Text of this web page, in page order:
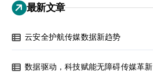
最新文章
云安全护航传媒数据新趋势
数据驱动，科技赋能无障碍传媒革新